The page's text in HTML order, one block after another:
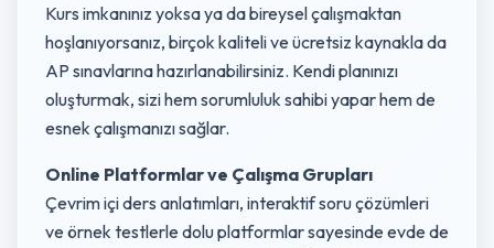
Kurs imkanınız yoksa ya da bireysel çalışmaktan
hoşlanıyorsanız, birçok kaliteli ve ücretsiz kaynakla da
AP sınavlarına hazırlanabilirsiniz. Kendi planınızı
oluşturmak, sizi hem sorumluluk sahibi yapar hem de
esnek çalışmanızı sağlar.
Online Platformlar ve Çalışma Grupları
Çevrim içi ders anlatımları, interaktif soru çözümleri
ve örnek testlerle dolu platformlar sayesinde evde de